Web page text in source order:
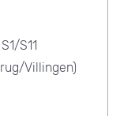
S11
Villingen)